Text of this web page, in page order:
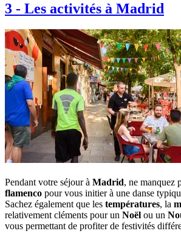
3 - Les activités à Madrid
Pendant votre séjour à Madrid, ne manquez
flamenco pour vous initier à une danse
Sachez également que les températures, la
relativement cléments pour un Noël ou un
vous permettant de profiter de festivités